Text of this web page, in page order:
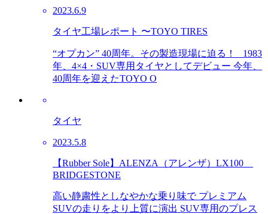
2023.6.9
タイヤ工場レポート 〜TOYO TIRES
“オプカン” 40周年。その製造現場に迫る！ 1983
年、4×4・SUV専用タイヤとしてデビュー 今年、
40周年を迎えたTOYO O
タイヤ
2023.5.8
【Rubber Sole】ALENZA（アレンザ）LX100
BRIDGESTONE
高い静粛性としなやかな乗り味で プレミアム
SUVの走りをより上質に演出 SUV専用のプレス